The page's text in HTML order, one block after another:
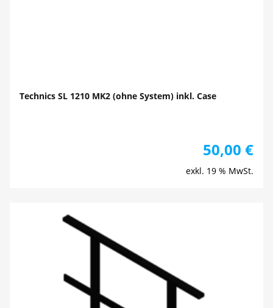
Technics SL 1210 MK2 (ohne System) inkl. Case
50,00 €
exkl. 19 % MwSt.